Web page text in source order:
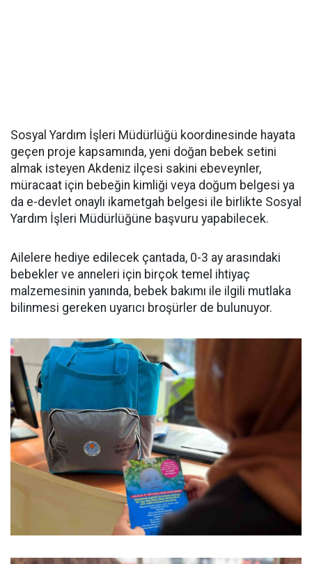
Sosyal Yardım İşleri Müdürlüğü koordinesinde hayata
geçen proje kapsamında, yeni doğan bebek setini
almak isteyen Akdeniz ilçesi sakini ebeveynler,
müracaat için bebeğin kimliği veya doğum belgesi ya
da e-devlet onaylı ikametgah belgesi ile birlikte Sosyal
Yardım İşleri Müdürlüğüne başvuru yapabilecek.
Ailelere hediye edilecek çantada, 0-3 ay arasındaki
bebekler ve anneleri için birçok temel ihtiyaç
malzemesinin yanında, bebek bakımı ile ilgili mutlaka
bilinmesi gereken uyarıcı broşürler de bulunuyor.